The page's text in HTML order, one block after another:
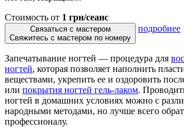
Стоимость от 1 грн/сеанс
Связаться с мастером
Свяжитесь с мастером по номеру
подробнее
Запечатывание ногтей — процедура для
ногтей, которая позволяет наполнить
веществами, укрепить ее и оздоровить
или покрытия ногтей гель-лаком.
ногтей в домашних условиях можно с
народными методами, но лучше всего
профессионалу.